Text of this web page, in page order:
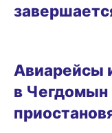
Авиарейсы
в Чегдомын